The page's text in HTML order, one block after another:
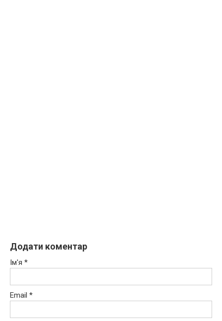
Додати коментар
Ім'я *
Email *